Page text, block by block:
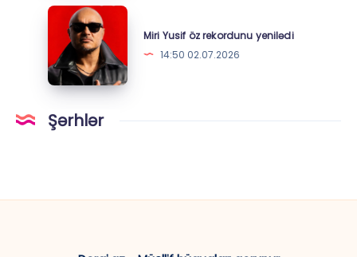
Yaqubovdan
unudulmaz
konsert
Miri
Yusif
öz
rekordunu
yenilədi
Miri Yusif öz rekordunu yenilədi
14:50 02.07.2026
Şərhlər